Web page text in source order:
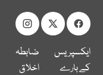
ایکسپریس
کے بارے
ضابطہ
اخلاق